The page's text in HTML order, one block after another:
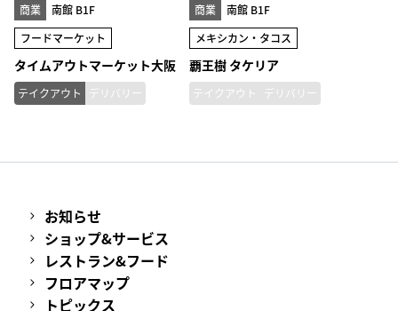
商業
南館 B1F
フードマーケット
タイムアウトマーケット大阪
テイクアウト デリバリー
商業
南館 B1F
メキシカン・タコス
覇王樹 タケリア
テイクアウト デリバリー
お知らせ
ショップ&サービス
レストラン&フード
フロアマップ
トピックス